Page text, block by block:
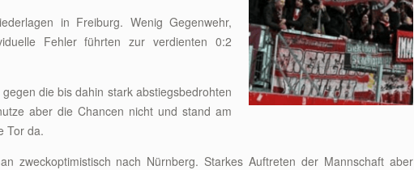
in Freiburg. Wenig Gegenwehr,
Fehler führten zur verdienten 0:2
die bis dahin stark abstiegsbedrohten
aber die Chancen nicht und stand am
Tor da.
zweckoptimistisch nach Nürnberg. Starkes Auftreten der Mannschaft aber